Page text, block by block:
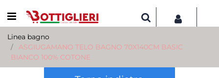
Open menu
Linea bagno
ASGIUGAMANO TELO BAGNO 70X140CM BASIC
BIANCO 100% COTONE